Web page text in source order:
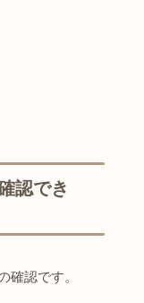
認でき
確認です。